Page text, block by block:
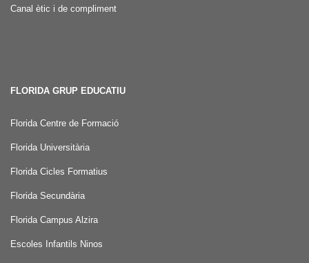
Canal ètic i de compliment
FLORIDA GRUP EDUCATIU
Florida Centre de Formació
Florida Universitària
Florida Cicles Formatius
Florida Secundària
Florida Campus Alzira
Escoles Infantils Ninos